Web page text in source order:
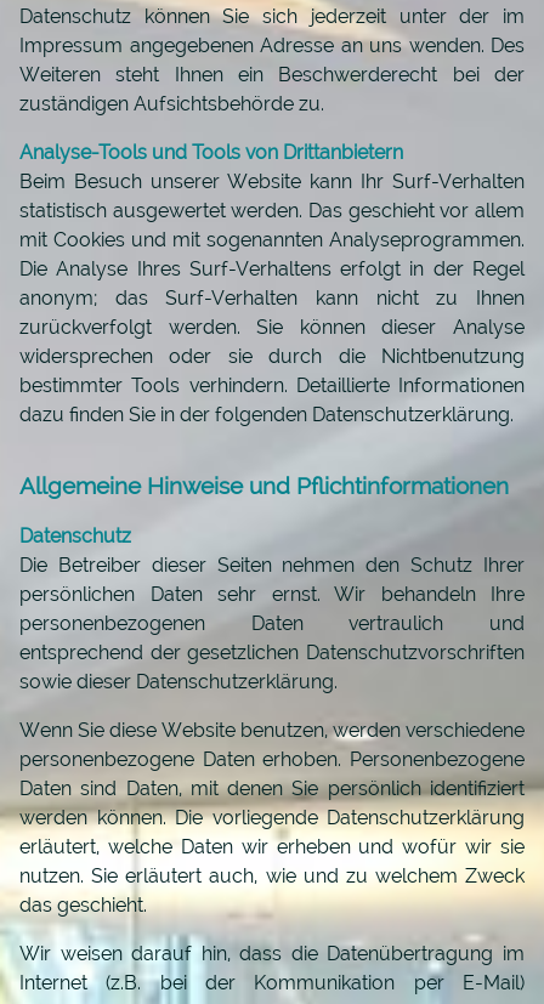
Datenschutz können Sie sich jederzeit unter der im
Impressum angegebenen Adresse an uns wenden. Des
Weiteren steht Ihnen ein Beschwerderecht bei der
zuständigen Aufsichtsbehörde zu.
Analyse-Tools und Tools von Drittanbietern
Beim Besuch unserer Website kann Ihr Surf-Verhalten
statistisch ausgewertet werden. Das geschieht vor allem
mit Cookies und mit sogenannten Analyseprogrammen.
Die Analyse Ihres Surf-Verhaltens erfolgt in der Regel
anonym; das Surf-Verhalten kann nicht zu Ihnen
zurückverfolgt werden. Sie können dieser Analyse
widersprechen oder sie durch die Nichtbenutzung
bestimmter Tools verhindern. Detaillierte Informationen
dazu finden Sie in der folgenden Datenschutzerklärung.
Allgemeine Hinweise und Pflichtinformationen
Datenschutz
Die Betreiber dieser Seiten nehmen den Schutz Ihrer
persönlichen Daten sehr ernst. Wir behandeln Ihre
personenbezogenen Daten vertraulich und
entsprechend der gesetzlichen Datenschutzvorschriften
sowie dieser Datenschutzerklärung.
Wenn Sie diese Website benutzen, werden verschiedene
personenbezogene Daten erhoben. Personenbezogene
Daten sind Daten, mit denen Sie persönlich identifiziert
werden können. Die vorliegende Datenschutzerklärung
erläutert, welche Daten wir erheben und wofür wir sie
nutzen. Sie erläutert auch, wie und zu welchem Zweck
das geschieht.
Wir weisen darauf hin, dass die Datenübertragung im
Internet (z.B. bei der Kommunikation per E-Mail)